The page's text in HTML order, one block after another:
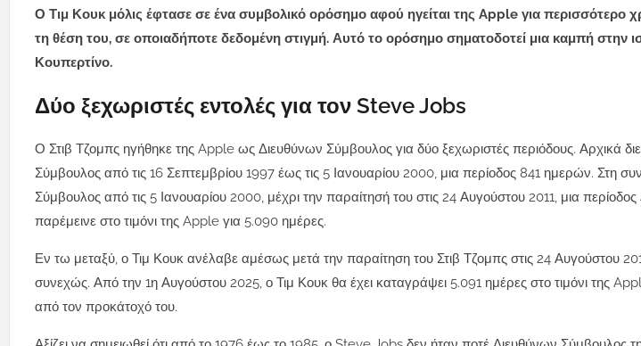
Ο Τιμ Κουκ μόλις έφτασε σε ένα συμβολικό ορόσημο αφού ηγείται της Apple για περισσότερο
τη θέση του, σε οποιαδήποτε δεδομένη στιγμή. Αυτό το ορόσημο σηματοδοτεί μια καμπή στην
Κουπερτίνο.
Δύο ξεχωριστές εντολές για τον Steve Jobs
Ο Στιβ Τζομπς ηγήθηκε της Apple ως Διευθύνων Σύμβουλος για δύο ξεχωριστές περιόδους. Αρχικά
Σύμβουλος από τις 16 Σεπτεμβρίου 1997 έως τις 5 Ιανουαρίου 2000, μια περίοδος 841 ημερών. Στη
Σύμβουλος από τις 5 Ιανουαρίου 2000, μέχρι την παραίτησή του στις 24 Αυγούστου 2011, μια
παρέμεινε στο τιμόνι της Apple για 5.090 ημέρες.
Εν τω μεταξύ, ο Τιμ Κουκ ανέλαβε αμέσως μετά την παραίτηση του Στιβ Τζομπς στις 24 Αυγούστου
συνεχώς. Από την 1η Αυγούστου 2025, ο Τιμ Κουκ θα έχει καταγράψει 5.091 ημέρες στο τιμόνι της
από τον προκάτοχό του.